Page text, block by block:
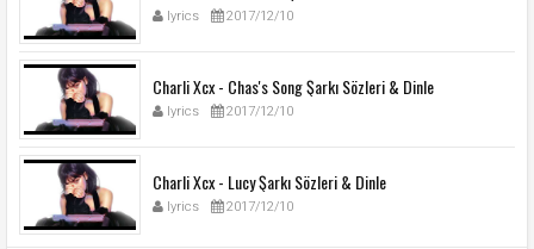
lyrics 2017/12/10
Charli Xcx - Chas's Song Şarkı Sözleri & Dinle
lyrics 2017/12/10
Charli Xcx - Lucy Şarkı Sözleri & Dinle
lyrics 2017/12/10